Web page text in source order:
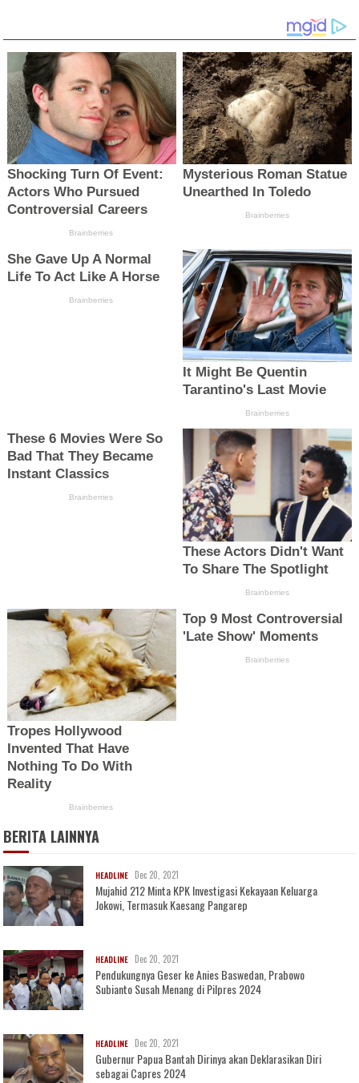
BERITA LAINNYA
HEADLINE Dec 20, 2021
Mujahid 212 Minta KPK Investigasi Kekayaan Keluarga
Jokowi, Termasuk Kaesang Pangarep
HEADLINE Dec 20, 2021
Pendukungnya Geser ke Anies Baswedan, Prabowo
Subianto Susah Menang di Pilpres 2024
HEADLINE Dec 20, 2021
Gubernur Papua Bantah Dirinya akan Deklarasikan Diri
sebagai Capres 2024